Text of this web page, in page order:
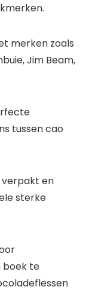
merken zoals
Jim Beam,
tussen cao
verpakt en
sterke
boek te